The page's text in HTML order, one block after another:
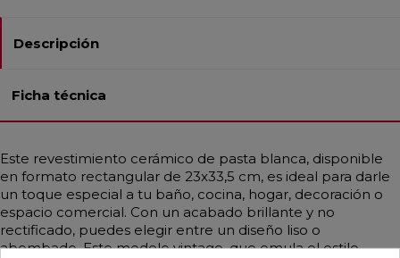
Descripción
Ficha técnica
Este revestimiento cerámico de pasta blanca, disponible
en formato rectangular de 23x33,5 cm, es ideal para darle
un toque especial a tu baño, cocina, hogar, decoración o
espacio comercial. Con un acabado brillante y no
rectificado, puedes elegir entre un diseño liso o
abombado. Este modelo vintage, que emula el estilo